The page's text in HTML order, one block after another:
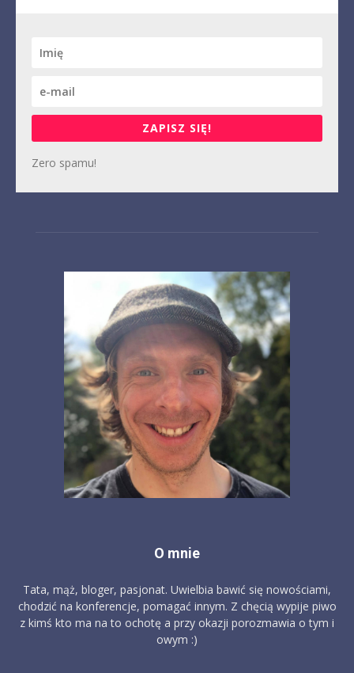
ZAPISZ SIĘ!
Zero spamu!
O mnie
Tata, mąż, bloger, pasjonat. Uwielbia bawić się nowościami,
chodzić na konferencje, pomagać innym. Z chęcią wypije piwo
z kimś kto ma na to ochotę a przy okazji porozmawia o tym i
owym :)